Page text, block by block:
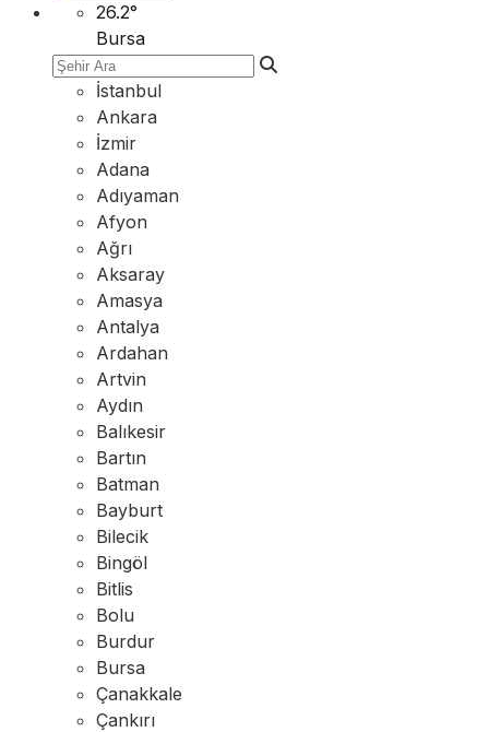
26.2°
Bursa
İstanbul
Ankara
İzmir
Adana
Adıyaman
Afyon
Ağrı
Aksaray
Amasya
Antalya
Ardahan
Artvin
Aydın
Balıkesir
Bartın
Batman
Bayburt
Bilecik
Bingöl
Bitlis
Bolu
Burdur
Bursa
Çanakkale
Çankırı